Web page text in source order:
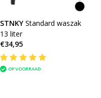
STNKY Standard waszak
13 liter
€34,95
OP VOORRAAD